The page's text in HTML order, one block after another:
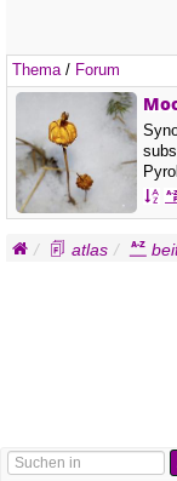
Thema/ Forum
atlas